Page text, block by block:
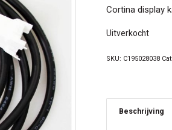
Cortina display
Uitverkocht
SKU: C195028038
Beschrijving